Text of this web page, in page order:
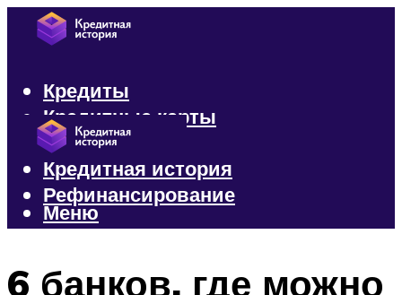
Кредиты
Кредитные карты
Микрозаймы
Кредитная история
Рефинансирование
Меню
6 банков, где можно